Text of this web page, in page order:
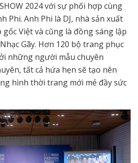
2024 với sự phối hợp cùng
Phi. Anh Phi là DJ, nhà sản xuất
Việt và cũng là đồng sáng lập
Gãy. Hơn 120 bộ trang phục
những người mẫu chuyên
tất cả hứa hẹn sẽ tạo nên
hình thời trang mới mẻ đầy sức